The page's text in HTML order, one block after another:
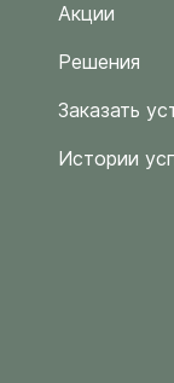
Акции
Решения
Заказать
Истории